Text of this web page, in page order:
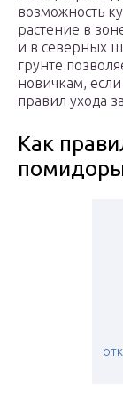
возможность
растение в
и в северных
грунте
новичкам,
правил ухода
Как